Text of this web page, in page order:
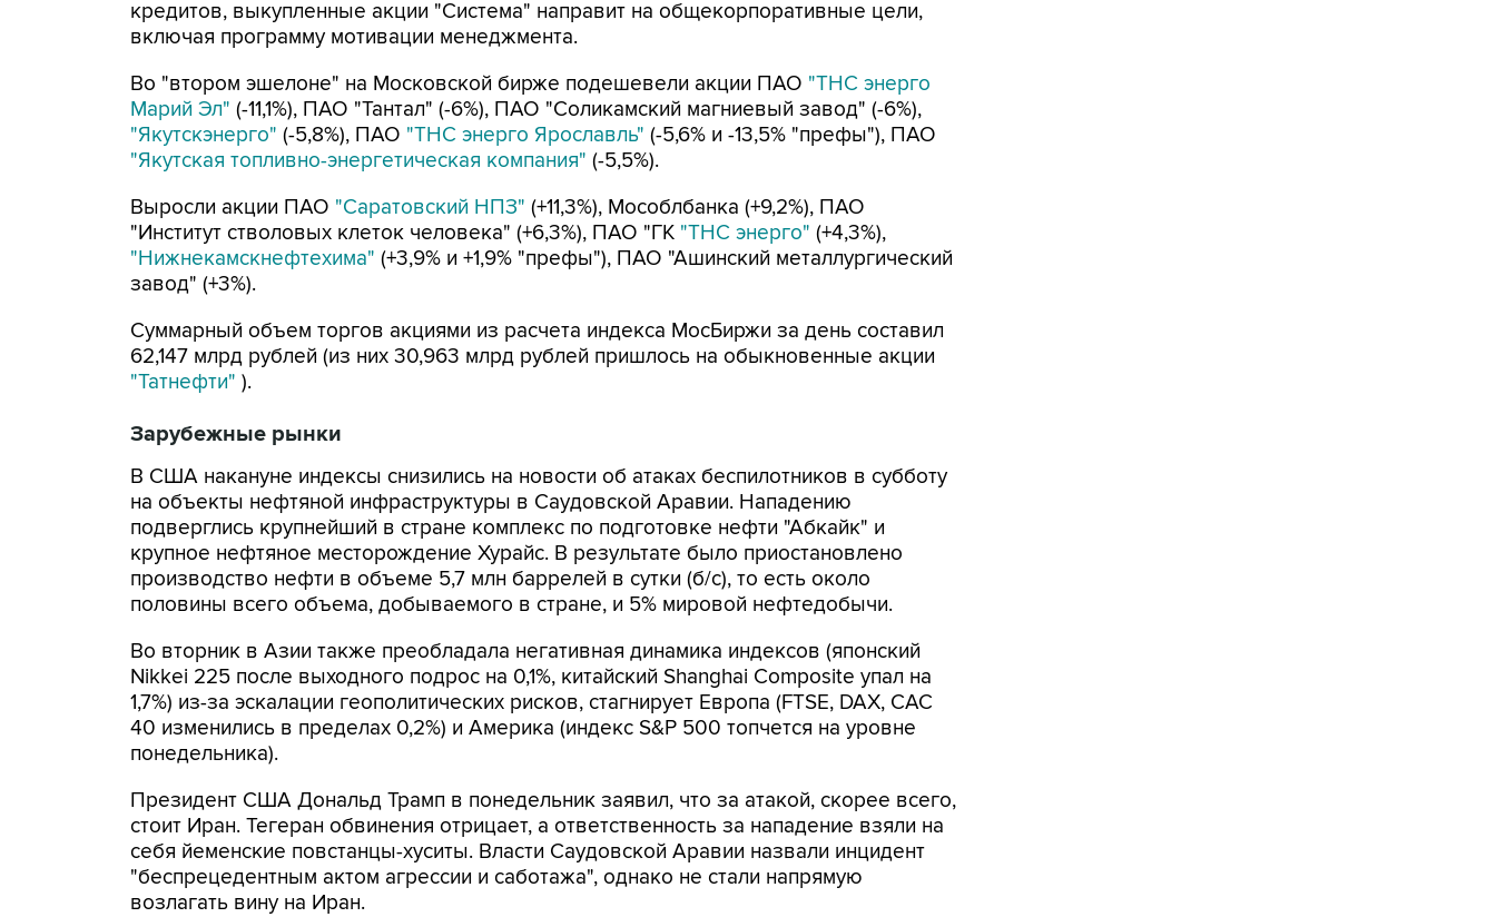
кредитов, выкупленные акции "Система" направит на общекорпоративные цели,
включая программу мотивации менеджмента.
Во "втором эшелоне" на Московской бирже подешевели акции ПАО "ТНС энерго
Марий Эл" (-11,1%), ПАО "Тантал" (-6%), ПАО "Соликамский магниевый завод" (-6%),
"Якутскэнерго" (-5,8%), ПАО "ТНС энерго Ярославль" (-5,6% и -13,5% "префы"), ПАО
"Якутская топливно-энергетическая компания" (-5,5%).
Выросли акции ПАО "Саратовский НПЗ" (+11,3%), Мособлбанка (+9,2%), ПАО
"Институт стволовых клеток человека" (+6,3%), ПАО "ГК "ТНС энерго" (+4,3%),
"Нижнекамскнефтехима" (+3,9% и +1,9% "префы"), ПАО "Ашинский металлургический
завод" (+3%).
Суммарный объем торгов акциями из расчета индекса МосБиржи за день составил
62,147 млрд рублей (из них 30,963 млрд рублей пришлось на обыкновенные акции
"Татнефти" ).
Зарубежные рынки
В США накануне индексы снизились на новости об атаках беспилотников в субботу
на объекты нефтяной инфраструктуры в Саудовской Аравии. Нападению
подверглись крупнейший в стране комплекс по подготовке нефти "Абкайк" и
крупное нефтяное месторождение Хурайс. В результате было приостановлено
производство нефти в объеме 5,7 млн баррелей в сутки (б/c), то есть около
половины всего объема, добываемого в стране, и 5% мировой нефтедобычи.
Во вторник в Азии также преобладала негативная динамика индексов (японский
Nikkei 225 после выходного подрос на 0,1%, китайский Shanghai Composite упал на
1,7%) из-за эскалации геополитических рисков, стагнирует Европа (FTSE, DAX, CAC
40 изменились в пределах 0,2%) и Америка (индекс S&P 500 топчется на уровне
понедельника).
Президент США Дональд Трамп в понедельник заявил, что за атакой, скорее всего,
стоит Иран. Тегеран обвинения отрицает, а ответственность за нападение взяли на
себя йеменские повстанцы-хуситы. Власти Саудовской Аравии назвали инцидент
"беспрецедентным актом агрессии и саботажа", однако не стали напрямую
возлагать вину на Иран.